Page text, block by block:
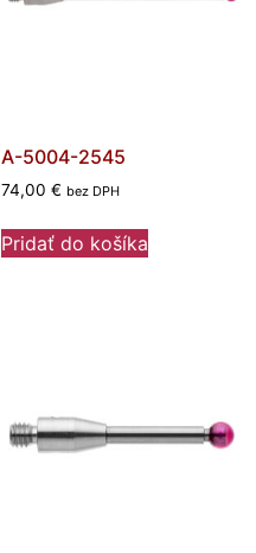
A-5004-2545
74,00 € bez DPH
Pridať do košíka